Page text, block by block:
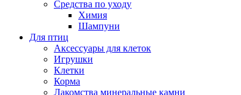
Средства по уходу
Химия
Шампуни
Для птиц
Аксессуары для клеток
Игрушки
Клетки
Корма
Лакомства минеральные камни